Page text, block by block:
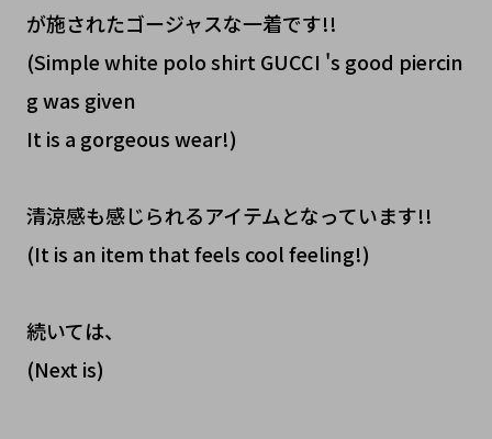
が施されたゴージャスな一着です!!
(Simple white polo shirt GUCCI 's good piercin
g was given
It is a gorgeous wear!)
清涼感も感じられるアイテムとなっています!!
(It is an item that feels cool feeling!)
続いては、
(Next is)